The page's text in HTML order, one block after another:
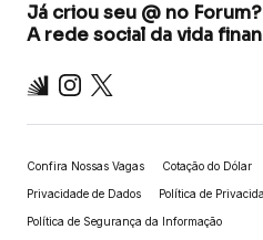
Já criou seu @ no Forum?
A rede social da vida
Inter Instagram
X
Confira Nossas Vagas Cotação do Dólar
Privacidade de Dados Política de
Política de Segurança da Informação